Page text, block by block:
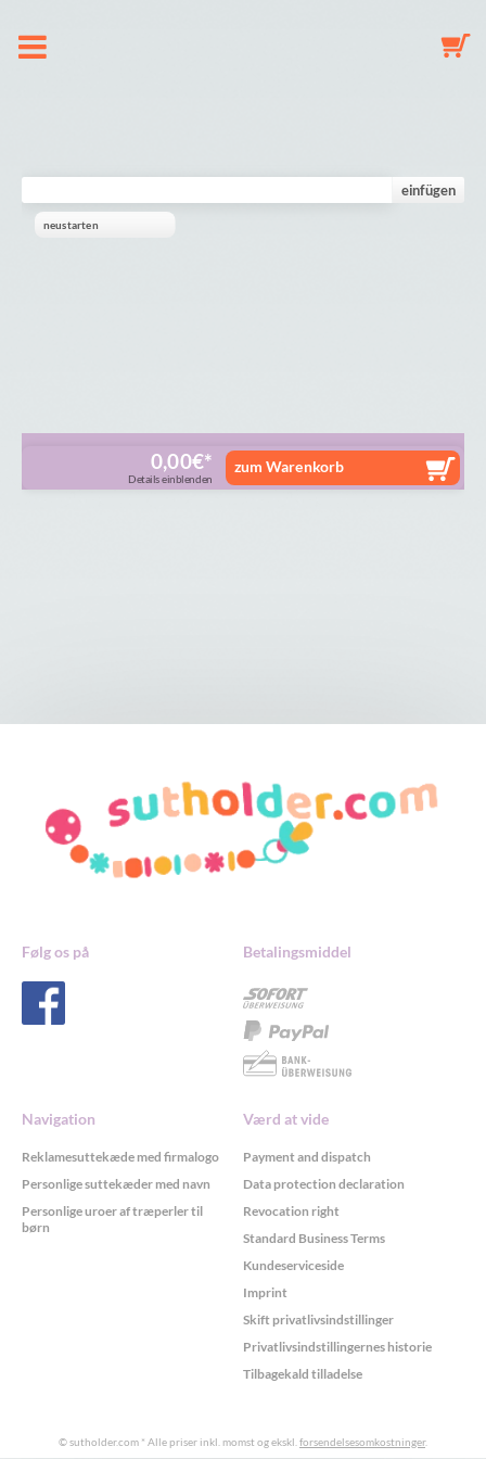
Indkøbskurv
einfügen
neustarten
0,00€
Details einblenden
zum Warenkorb
Følg os på Betalingsmiddel
Navigation
Reklamesuttekæde med firmalogo
Personlige suttekæder med navn
Personlige uroer af træperler til
børn
Værd at vide
Payment and dispatch
Data protection declaration
Revocation right
Standard Business Terms
Kundeserviceside
Imprint
Skift privatlivsindstillinger
Privatlivsindstillingernes historie
Tilbagekald tilladelse
© sutholder.com * Alle priser inkl. momst og ekskl.forsendelsesomkostninger.